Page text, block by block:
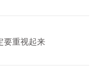
要重视起来